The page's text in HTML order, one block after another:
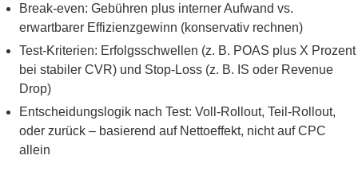
Break-even: Gebühren plus interner Aufwand vs.
erwartbarer Effizienzgewinn (konservativ rechnen)
Test-Kriterien: Erfolgsschwellen (z. B. POAS plus X Prozent
bei stabiler CVR) und Stop-Loss (z. B. IS oder Revenue
Drop)
Entscheidungslogik nach Test: Voll-Rollout, Teil-Rollout,
oder zurück – basierend auf Nettoeffekt, nicht auf CPC
allein